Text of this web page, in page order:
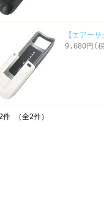
【エアー
9,680円(
件 （全2件）